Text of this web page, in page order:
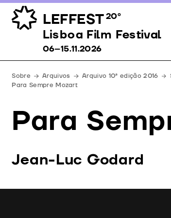
LEFFEST20º
Lisboa Film Festival 06–15.11.2026
Lisboa Film Festival
06–15.11.2026
Sobre Arquivos Arquivo 10ª edição 2016
Para Sempre Mozart
Para
Jean-Luc Godard